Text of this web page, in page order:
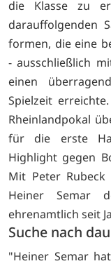
die Klasse zu
darauffolgenden
formen, die eine
- ausschließlich
einen
Spielzeit
Rheinlandpokal
für die erste
Highlight gegen
Mit Peter
Heiner Semar
ehrenamtlich seit
Suche nach
"Heiner Semar